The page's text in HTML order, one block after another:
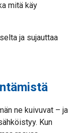
mitä käy
ja sujauttaa
ne kuivuvat – ja
Kun